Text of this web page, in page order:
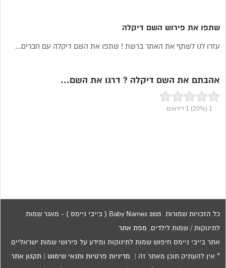
שתפו את פירוש השם דיקלה
עזרו לנו לשתף את האתר ברשת ! שתפו את השם דיקלה עם חברים...
אהבתם את השם דיקלה ? דרגו את השם...
1
(20%)
1 דירוגים
כל הזכויות שמורות 2015 Baby Names ( בייבי ניימס ) - מאגר שמות
לתינוקות / שמות לילדים. מפת אתר
אתר בייבי ניימס חיפוש שמות לתינוקות ומידע על פירושי שמות ישראליים
* אין להעתיק תוכן מאתר זה | מדיניות פרטיות ותנאי שימוש תקנון אתר